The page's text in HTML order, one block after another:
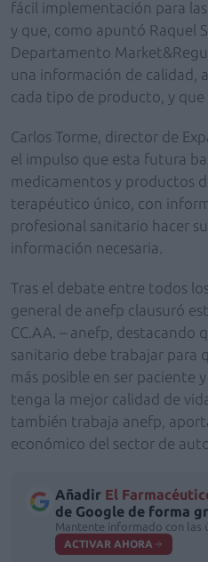
fácil implementación para
y que, como apuntó Raquel
Departamento
una información de calidad,
cada tipo de producto, y que
Carlos Torme, director de
el impulso que esta futura
medicamentos y productos
terapéutico único, con
profesional sanitario hacer
información necesaria.
Tras el debate entre todos
general de anefp clausuró
CC.AA. – anefp, destacando
sanitario debe trabajar para
más posible en ser paciente
tenga la mejor calidad de
también trabaja anefp,
económico del sector de
Añadir El
de Google de forma
Mantente informado con las
ACTIVAR AHORA